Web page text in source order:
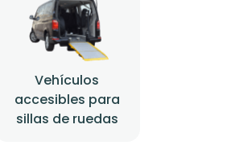
Vehículos
accesibles para
sillas de ruedas